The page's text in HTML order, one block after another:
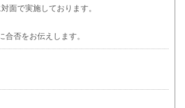
面で実施しております。
合否をお伝えします。